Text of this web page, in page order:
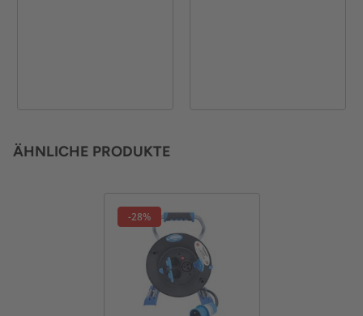
ÄHNLICHE PRODUKTE
-28%